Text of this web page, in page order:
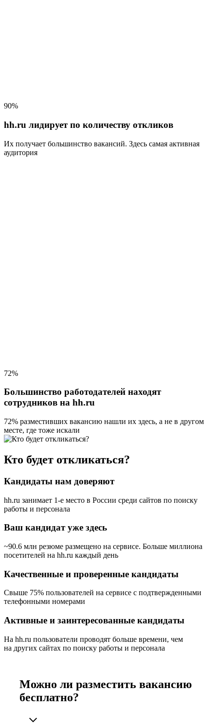
90%
hh.ru лидирует по количеству откликов
Их получает большинство вакансий. Здесь самая активная
аудитория
72%
Большинство работодателей находят
сотрудников на hh.ru
72% разместивших вакансию нашли их здесь, а не в другом
месте, где тоже искали
Кто будет откликаться?
Кандидаты нам доверяют
hh.ru занимает 1-е место в России среди сайтов по поиску
работы и персонала
Ваш кандидат уже здесь
~90.6 млн резюме размещено на сервисе. Больше миллиона
посетителей на hh.ru каждый день
Качественные и проверенные кандидаты
Свыше 75% пользователей на сервисе с подтвержденными
телефонными номерами
Активные и заинтересованные кандидаты
На hh.ru пользователи проводят больше времени, чем
на других сайтах по поиску работы и персонала
Можно ли разместить вакансию
бесплатно?